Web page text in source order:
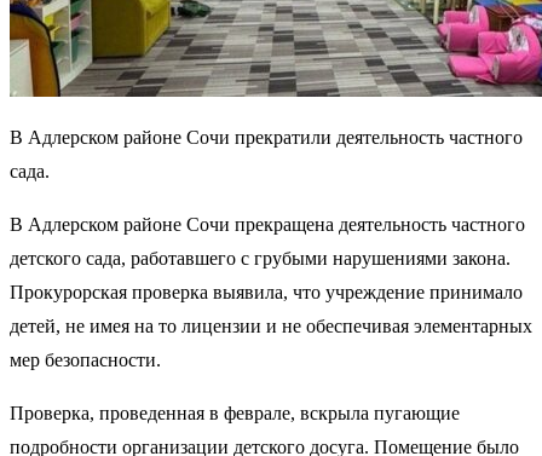
В Адлерском районе Сочи прекратили деятельность частного
сада.
В Адлерском районе Сочи прекращена деятельность частного
детского сада, работавшего с грубыми нарушениями закона.
Прокурорская проверка выявила, что учреждение принимало
детей, не имея на то лицензии и не обеспечивая элементарных
мер безопасности.
Проверка, проведенная в феврале, вскрыла пугающие
подробности организации детского досуга. Помещение было